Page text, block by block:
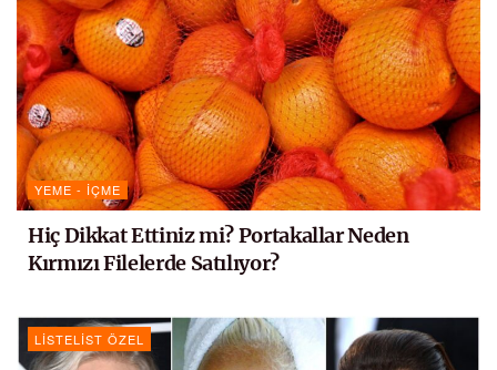
YEME - İÇME
Hiç Dikkat Ettiniz mi? Portakallar Neden
Kırmızı Filelerde Satılıyor?
LISTELIST ÖZEL